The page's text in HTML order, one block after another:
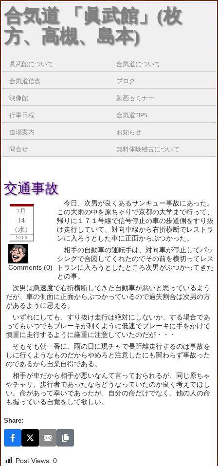
合気道 「眞武館」(枚
方、高槻、島本)
眞武館について 合気道について
合気道信念 ブログ
映像館 動画セミナー
行事日程 合気道TIPS
道場案内 お知らせ
問合せ 無料体験稽古について
交通事故
7月
14
(水)
2010
Comments (0)
今日、次男が良くあるサンキュー事故にあった。
この大雨の中を原ちゃりで京都の大学まで行って、
帰りに１７１号線で信号停止の車の歩道側をすり抜
け走行していて、対向車線から右折横断でレストラ
ンに入ろうとした車に正面からぶつかった。
相手の自動車の運転手は、対向車が停止してパッ
シングで合図してくれたのでその前を横切ってレス
トランに入ろうとしたところ次男がぶつかってきた
との事。
次男は急速度で右折横断してきた自動車が悪いと思っているよう
だが、車の側面に正面からぶつかっているので過失割合は次男の方
があるように思える。
いずれにしても、すり抜け走行は絶対にしないか、する場合であ
ってもいつでもブレーキが利くように低速でブレーキに手をかけて
慎重に走行するように厳重に注意していたのだが・・・
そもそも朝一番に、雨の日に現チャで長距離走行するのは事故を
しに行くようなものだからやめろと注意したにも関わらず事故った
のであるから自業自得である。
相手が車だから相手が悪いなんて言っておられるが、同じ原ちゃ
やチャリ、歩行者であったならどうなっていたのか良く考えてほし
い。命があって幸いであったが、自分の命だけでなく、他の人の命
も握っている自覚をして欲しい。
Share:
Post Views: 0